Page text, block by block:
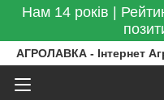
Нам 14 років |
АГРОЛАВКА - Інтернет